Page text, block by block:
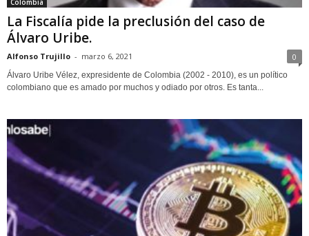
La Fiscalía pide la preclusión del caso de
Álvaro Uribe.
Alfonso Trujillo - marzo 6, 2021 0
Álvaro Uribe Vélez, expresidente de Colombia (2002 - 2010), es un político
colombiano que es amado por muchos y odiado por otros. Es tanta...